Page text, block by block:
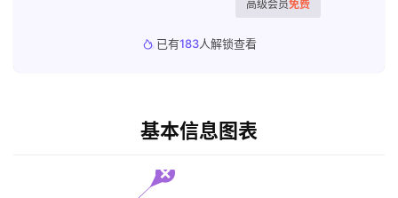
高级会员免费
已有183人解锁查看
基本信息图表